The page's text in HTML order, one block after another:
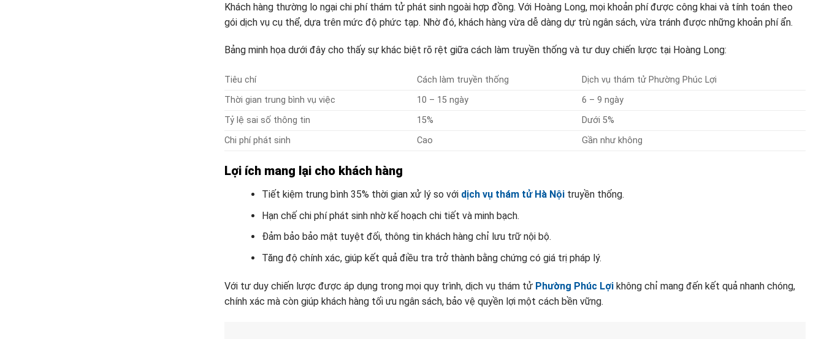
Khách hàng thường lo ngại chi phí thám tử phát sinh ngoài hợp đồng. Với Hoàng Long, mọi khoản phí được công khai và tính toán theo
gói dịch vụ cụ thể, dựa trên mức độ phức tạp. Nhờ đó, khách hàng vừa dễ dàng dự trù ngân sách, vừa tránh được những khoản phí ẩn.
Bảng minh họa dưới đây cho thấy sự khác biệt rõ rệt giữa cách làm truyền thống và tư duy chiến lược tại Hoàng Long:
Tiêu chí Cách làm truyền thống
Dịch vụ thám tử Phường Phúc Lợi
Thời gian trung bình vụ việc
10 – 15 ngày
6 – 9 ngày
Tỷ lệ sai số thông tin
15%
Dưới 5%
Chi phí phát sinh
Cao Gần như không
Lợi ích mang lại cho khách hàng
Tiết kiệm trung bình 35% thời gian xử lý so với dịch vụ thám tử Hà Nộitruyền thống.
Hạn chế chi phí phát sinh nhờ kế hoạch chi tiết và minh bạch.
Đảm bảo bảo mật tuyệt đối, thông tin khách hàng chỉ lưu trữ nội bộ.
Tăng độ chính xác, giúp kết quả điều tra trở thành bằng chứng có giá trị pháp lý.
Với tư duy chiến lược được áp dụng trong mọi quy trình, dịch vụ thám tử Phường Phúc Lợi không chỉ mang đến kết quả nhanh chóng,
chính xác mà còn giúp khách hàng tối ưu ngân sách, bảo vệ quyền lợi một cách bền vững.